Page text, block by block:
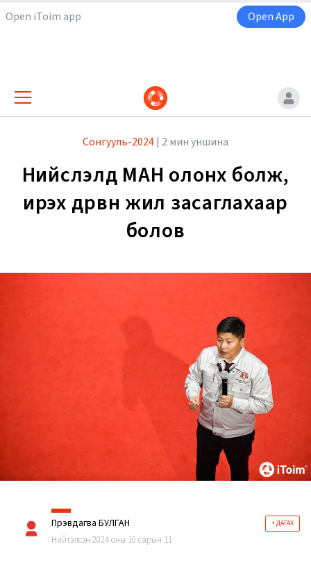
Open iToim app Open App
Сонгууль-2024| 2 мин уншина
Нийслэлд МАН олонх болж,
ирэх дөрвөн жил засаглахаар
болов
Пүрэвдагва БУЛГАН + ДАГАХ
Нийтэлсэн 2024 оны 10 сарын 11